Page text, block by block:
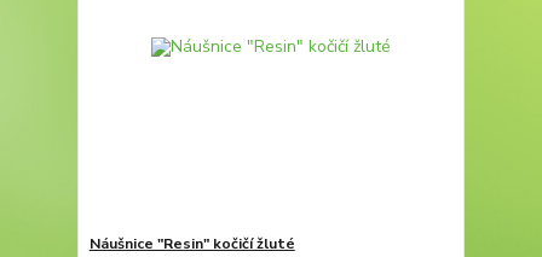
Náušnice "Resin" kočičí žluté